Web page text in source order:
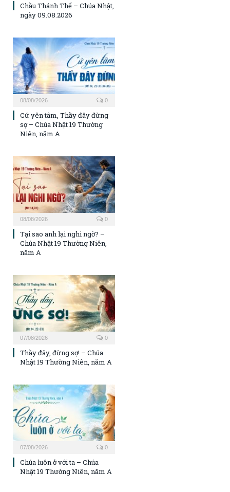
Chầu Thánh Thể – Chúa Nhật,
ngày 09.08.2026
08/08/2026 0
Cứ yên tâm, Thầy đây đừng
sợ – Chúa Nhật 19 Thường
Niên, năm A
08/08/2026 0
Tại sao anh lại nghi ngờ? –
Chúa Nhật 19 Thường Niên,
năm A
07/08/2026 0
Thầy đây, đừng sợ! – Chúa
Nhật 19 Thường Niên, năm A
07/08/2026 0
Chúa luôn ở với ta – Chúa
Nhật 19 Thường Niên, năm A